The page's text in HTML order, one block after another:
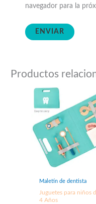
navegador para la
Productos
Maletín de dentista
Juguetes para niños
4 Años